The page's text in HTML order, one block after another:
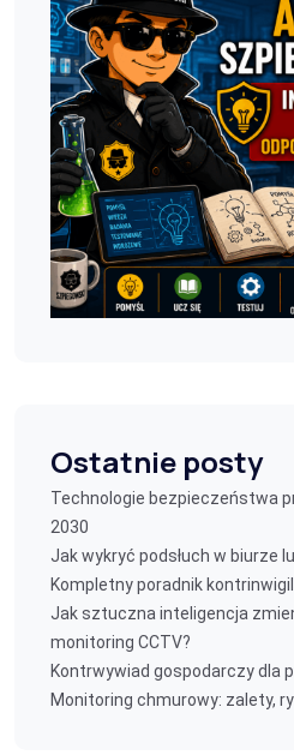
Ostatnie posty
Technologie bezpieczeństwa
2030
Jak wykryć podsłuch w biurze
Kompletny poradnik
Jak sztuczna inteligencja
monitoring CCTV?
Kontrwywiad gospodarczy dla
Monitoring chmurowy: zalety,